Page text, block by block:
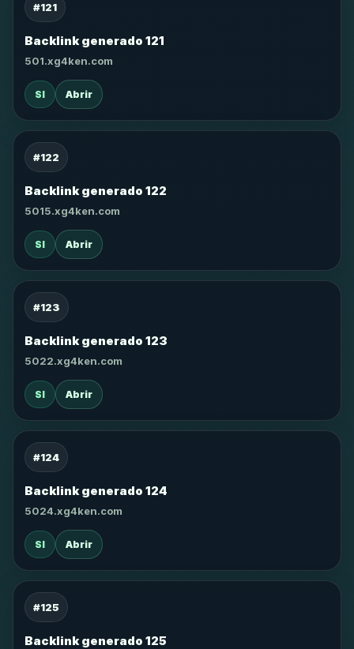
#121
Backlink generado 121
501.xg4ken.com
SI Abrir
#122
Backlink generado 122
5015.xg4ken.com
SI Abrir
#123
Backlink generado 123
5022.xg4ken.com
SI Abrir
#124
Backlink generado 124
5024.xg4ken.com
SI Abrir
#125
Backlink generado 125